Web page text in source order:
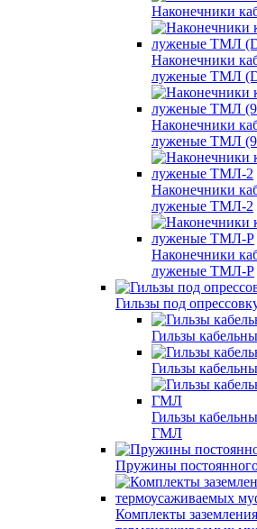
Наконечники
Наконечники
луженые ТМЛ
Наконечники
луженые ТМЛ
Наконечники
луженые ТМЛ-2
Наконечники
луженые ТМЛ-Р
Гильзы под
Гильзы
Гильзы
Гильзы
ГМЛ
Пружины
Комплекты